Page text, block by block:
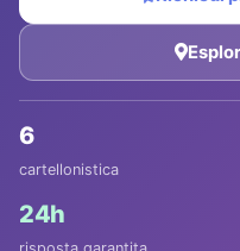
6
cartellonistica
24h